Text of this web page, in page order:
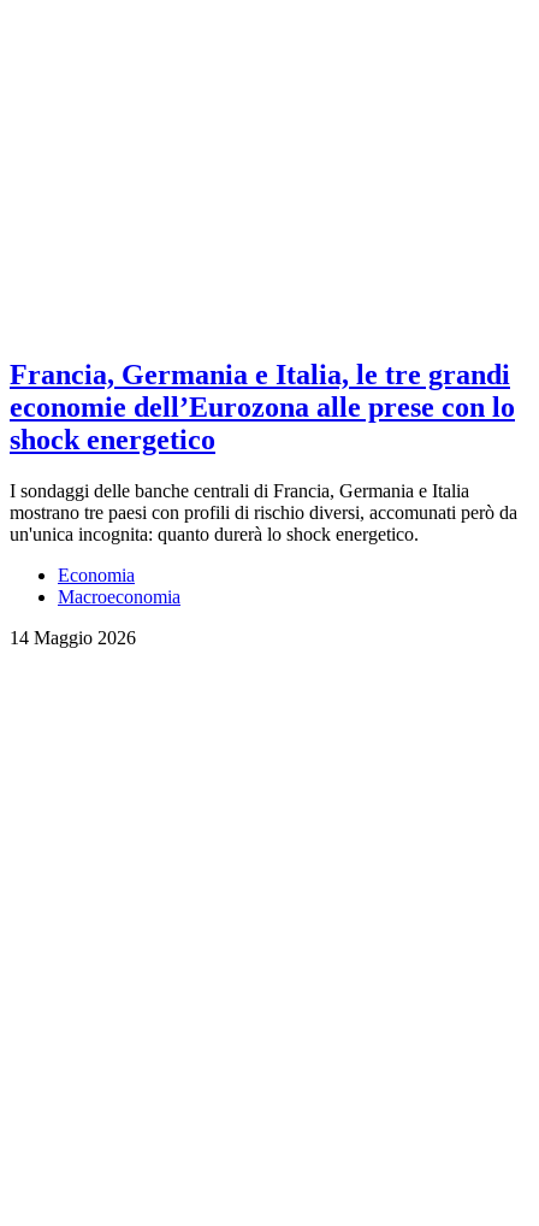
Francia, Germania e Italia, le tre grandi
economie dell’Eurozona alle prese con lo
shock energetico
I sondaggi delle banche centrali di Francia, Germania e Italia
mostrano tre paesi con profili di rischio diversi, accomunati però da
un'unica incognita: quanto durerà lo shock energetico.
Economia
Macroeconomia
14 Maggio 2026